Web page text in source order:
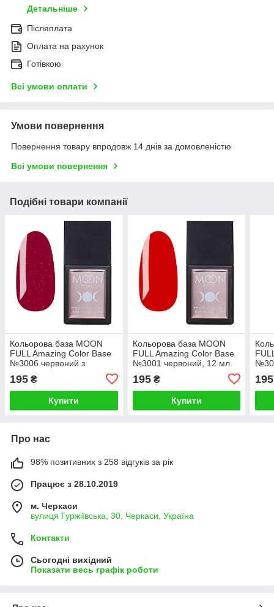
Детальніше
Післяплата
Оплата на рахунок
Готівкою
Всі умови оплати
Умови повернення
Повернення товару впродовж 14 днів за домовленістю
Всі умови повернення
Подібні товари компанії
Кольорова база MOON
FULL Amazing Color Base
№3006 червоний з
мл.
195 ₴
Купити
Кольорова база MOON
FULL Amazing Color Base
№3001 червоний, 12 мл.
195₴
Купити
195
Про нас
98% позитивних з 258 відгуків за рік
Працює з 28.10.2019
м. Черкаси
вулиця Гуржіївська, 30, Черкаси, Україна
Контакти
Сьогодні вихідний
Показати весь графік роботи